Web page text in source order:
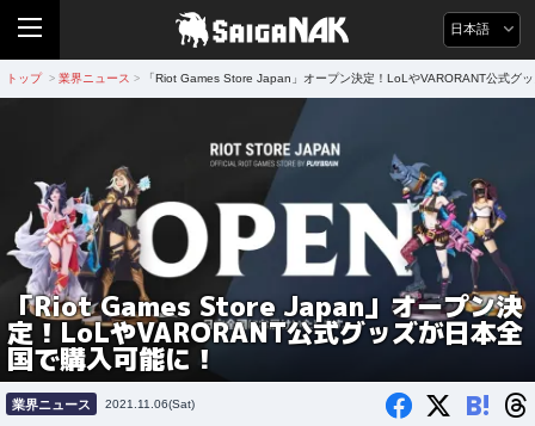
日本語
トップ > 業界ニュース > 「Riot Games Store Japan」オープン決定！LoLやVARORANT公式グ
「Riot Games Store Japan」オープン決
定！LoLやVARORANT公式グッズが日本全
国で購入可能に！
業界ニュース 2021.11.06(Sat) B!